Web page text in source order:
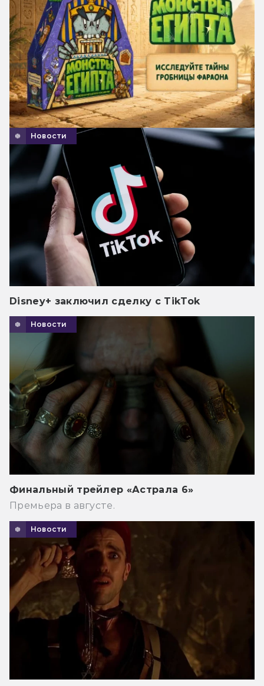
Новости
Disney+ заключил сделку с TikTok
Новости
Финальный трейлер «Астрала 6»
Премьера в августе.
Новости